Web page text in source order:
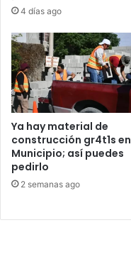
4 días ago
Ya hay material de
construcción gr4t1s en
Municipio; así puedes
pedirlo
2 semanas ago